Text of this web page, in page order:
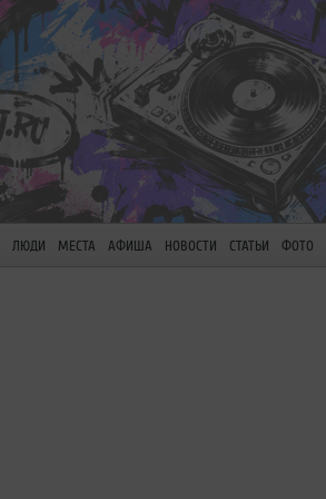
ЛЮДИ МЕСТА АФИША НОВОСТИ СТАТЬИ ФОТО